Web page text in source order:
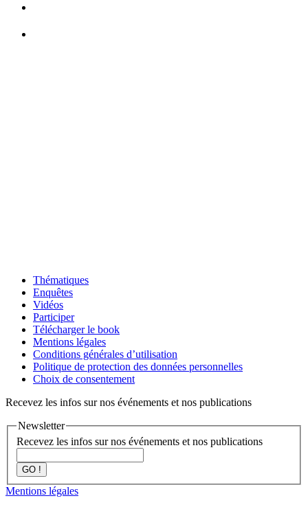
Thématiques
Enquêtes
Vidéos
Participer
Télécharger le book
Mentions légales
Conditions générales d’utilisation
Politique de protection des données personnelles
Choix de consentement
Recevez les infos sur nos événements et nos publications
Newsletter
Recevez les infos sur nos événements et nos publications
GO !
Mentions légales